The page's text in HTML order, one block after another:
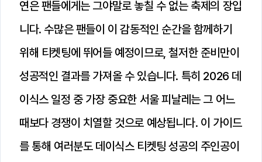
연은 팬들에게는 그야말로 놓칠 수 없는 축제의 장입
니다. 수많은 팬들이 이 감동적인 순간을 함께하기
위해 티켓팅에 뛰어들 예정이므로, 철저한 준비만이
성공적인 결과를 가져올 수 있습니다. 특히 2026 데
이식스 일정 중 가장 중요한 서울 피날레는 그 어느
때보다 경쟁이 치열할 것으로 예상됩니다. 이 가이드
를 통해 여러분도 데이식스 티켓팅 성공의 주인공이